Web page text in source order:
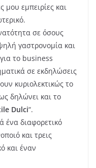
μου εμπειρίες και
σε όσους
γαστρονομία και
το business
σε εκδηλώσεις
κυριολεκτικώς το
δηλώνει και το
Dulci“.
ένα διαφορετικό
και τρεις
και έναν